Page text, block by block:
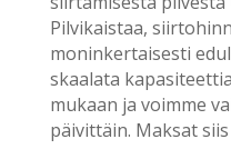
Pilvikaistaa,
moninkertaisesti
skaalata
mukaan ja voimme
päivittäin. Maksat